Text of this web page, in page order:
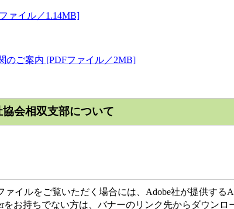
ァイル／1.14MB]
のご案内 [PDFファイル／2MB]
協会相双支部について
ァイルをご覧いただく場合には、Adobe社が提供する
をお持ちでない方は、バナーのリンク先からダウンロ